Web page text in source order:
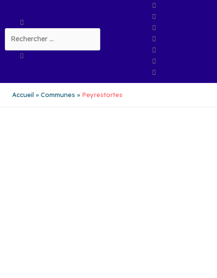
contenu
Rechercher
Accueil Communes Peyrestortes